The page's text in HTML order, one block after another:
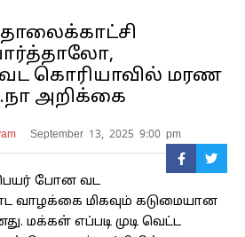
கொரியாவில் மரண
அறிக்கை
September 13, 2025 9:00 pm
பெயர் போன வட
வாழக்கை மிகவும் கடுமையான
மக்கள் எப்படி முடி வெட்ட